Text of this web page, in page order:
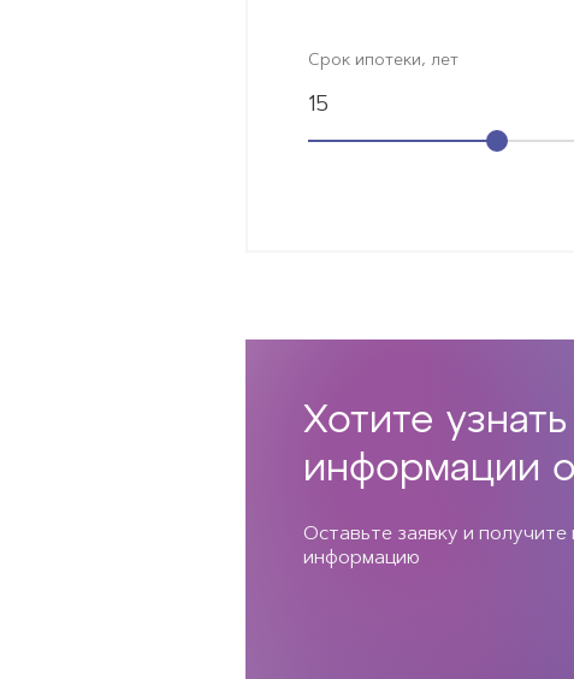
Срок ипотеки, лет
15
Хотите
информации
Оставьте заявку и
информацию